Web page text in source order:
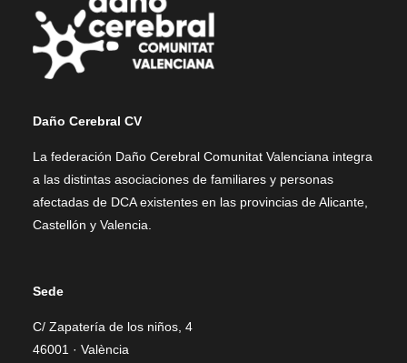
Daño Cerebral CV
La federación Daño Cerebral Comunitat Valenciana integra
a las distintas asociaciones de familiares y personas
afectadas de DCA existentes en las provincias de Alicante,
Castellón y Valencia.
Sede
C/ Zapatería de los niños, 4
46001 · València